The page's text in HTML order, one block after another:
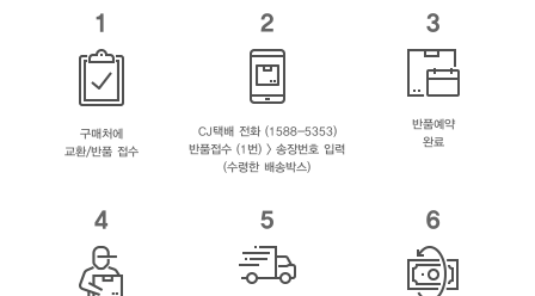
1
구매처에
교환/반품 접수
2
CJ택배 전화 (1588-5353)
반품접수 (1번) > 송장번호 입력
(수령한 배송박스)
3
반품예약
완료
4 5 6